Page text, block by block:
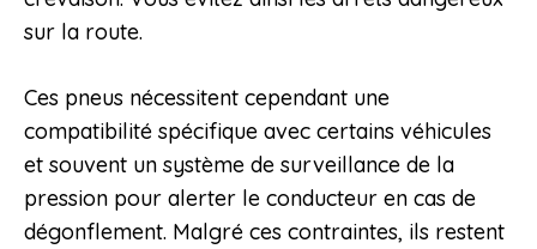
sur la route.
Ces pneus nécessitent cependant une
compatibilité spécifique avec certains véhicules
et souvent un système de surveillance de la
pression pour alerter le conducteur en cas de
dégonflement. Malgré ces contraintes, ils restent